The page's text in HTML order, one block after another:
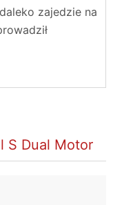
zajedzie na
S Dual Motor